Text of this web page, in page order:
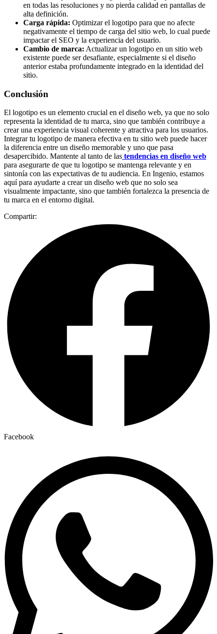
en todas las resoluciones y no pierda calidad en pantallas de
alta definición.
Carga rápida: Optimizar el logotipo para que no afecte
negativamente el tiempo de carga del sitio web, lo cual puede
impactar el SEO y la experiencia del usuario.
Cambio de marca: Actualizar un logotipo en un sitio web
existente puede ser desafiante, especialmente si el diseño
anterior estaba profundamente integrado en la identidad del
sitio.
Conclusión
El logotipo es un elemento crucial en el diseño web, ya que no solo
representa la identidad de tu marca, sino que también contribuye a
crear una experiencia visual coherente y atractiva para los usuarios.
Integrar tu logotipo de manera efectiva en tu sitio web puede hacer
la diferencia entre un diseño memorable y uno que pasa
desapercibido. Mantente al tanto de las tendencias en diseño web
para asegurarte de que tu logotipo se mantenga relevante y en
sintonía con las expectativas de tu audiencia. En Ingenio, estamos
aquí para ayudarte a crear un diseño web que no solo sea
visualmente impactante, sino que también fortalezca la presencia de
tu marca en el entorno digital.
Compartir:
Facebook